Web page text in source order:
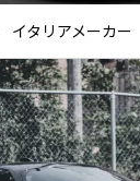
イタリアメーカー